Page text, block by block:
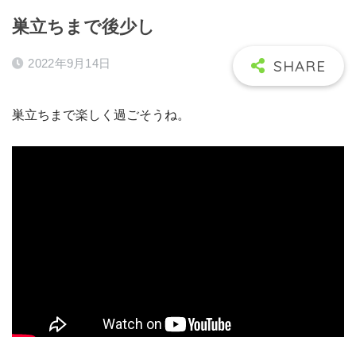
巣立ちまで後少し
2022年9月14日
巣立ちまで楽しく過ごそうね。